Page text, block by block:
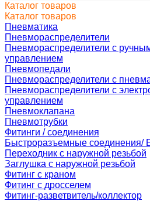
Каталог товаров
Каталог товаров
Пневматика
Пневмораспределители
Пневмораспределители с
управлением
Пневмопедали
Пневмораспределители с
Пневмораспределители с
управлением
Пневмоклапана
Пневмотрубки
Фитинги / соединения
Быстроразъемные соединения/
Переходник с наружной резьбой
Заглушка с наружной резьбой
Фитинг с краном
Фитинг с дросселем
Фитинг-разветвитель/коллектор